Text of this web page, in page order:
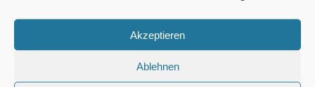
Akzeptieren
Ablehnen